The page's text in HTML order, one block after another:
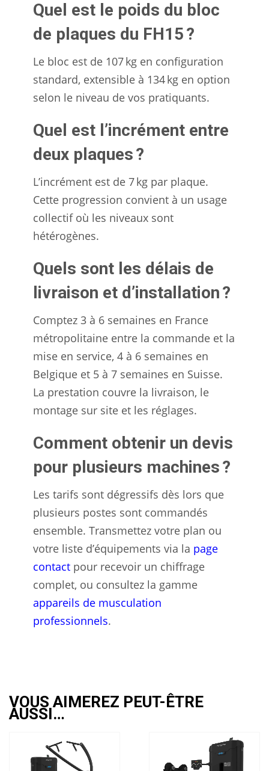
Quel est le poids du bloc
de plaques du FH15 ?
Le bloc est de 107 kg en configuration
standard, extensible à 134 kg en option
selon le niveau de vos pratiquants.
Quel est l’incrément entre
deux plaques ?
L’incrément est de 7 kg par plaque.
Cette progression convient à un usage
collectif où les niveaux sont
hétérogènes.
Quels sont les délais de
livraison et d’installation ?
Comptez 3 à 6 semaines en France
métropolitaine entre la commande et la
mise en service, 4 à 6 semaines en
Belgique et 5 à 7 semaines en Suisse.
La prestation couvre la livraison, le
montage sur site et les réglages.
Comment obtenir un devis
pour plusieurs machines ?
Les tarifs sont dégressifs dès lors que
plusieurs postes sont commandés
ensemble. Transmettez votre plan ou
votre liste d’équipements via la page
contact pour recevoir un chiffrage
complet, ou consultez la gamme
appareils de musculation
professionnels.
VOUS AIMEREZ PEUT-ÊTRE
AUSSI…